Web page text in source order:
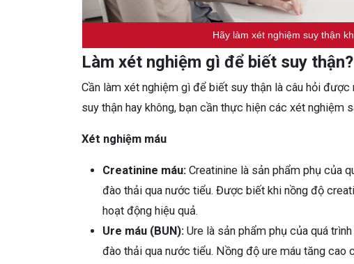
Hãy làm xét nghiệm suy thận
Làm xét nghiệm gì để biết suy thận?
Cần làm xét nghiệm gì để biết suy thận là câu hỏi
suy thận hay không, bạn cần thực hiện các xét nghiệm
Xét nghiệm máu
Creatinine máu: Creatinine là sản phẩm phụ của
đào thải qua nước tiểu. Được biết khi nồng độ
hoạt động hiệu quả.
Ure máu (BUN): Ure là sản phẩm phụ của quá
đào thải qua nước tiểu. Nồng độ ure máu tăng cao